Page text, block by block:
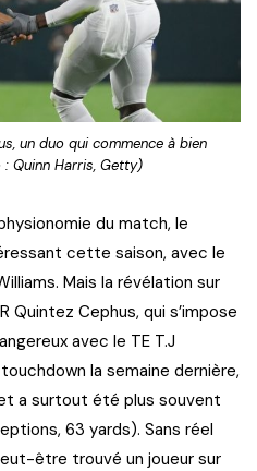
un duo qui commence à bien
Quinn Harris, Getty)
du match, le
cette saison, avec le
Mais la révélation sur
Cephus, qui s’impose
avec le TE T.J
la semaine dernière,
a surtout été plus souvent
63 yards). Sans réel
être trouvé un joueur sur